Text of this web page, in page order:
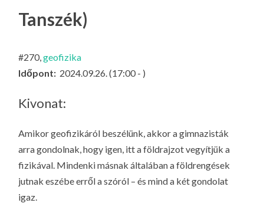
Tanszék)
#270,geofizika
Időpont: 2024.09.26. (17:00 - )
Kivonat:
Amikor geofizikáról beszélünk, akkor a gimnazisták
arra gondolnak, hogy igen, itt a földrajzot vegyítjük a
fizikával. Mindenki másnak általában a földrengések
jutnak eszébe erről a szóról – és mind a két gondolat
igaz.